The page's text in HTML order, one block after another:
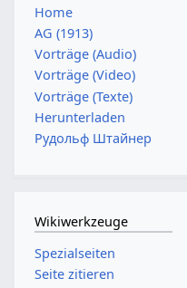
Home
AG (1913)
Vorträge (Audio)
Vorträge (Video)
Vorträge (Texte)
Herunterladen
Рудольф Штайнер
Wikiwerkzeuge
Spezialseiten
Seite zitieren